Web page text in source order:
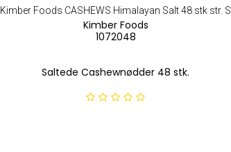
Kimber Foods CASHEWS Himalayan Salt 48 stk str. S
Kimber Foods
1072048
Saltede Cashewnødder 48 stk.